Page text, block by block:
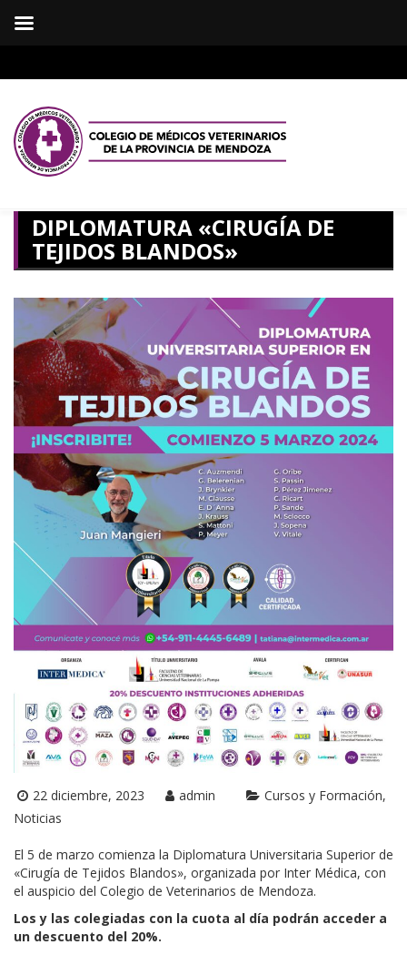
DIPLOMATURA «CIRUGÍA DE
TEJIDOS BLANDOS»
22 diciembre, 2023 admin
Cursos y Formación
Noticias
El 5 de marzo comienza la Diplomatura Universitaria Superior de
«Cirugía de Tejidos Blandos», organizada por Inter Médica, con
el auspicio del Colegio de Veterinarios de Mendoza.
Los y las colegiadas con la cuota al día podrán acceder a
un descuento del 20%.